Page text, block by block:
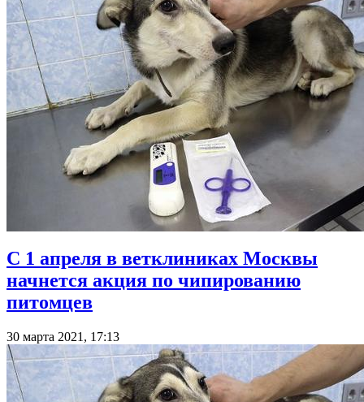
С 1 апреля в ветклиниках Москвы
начнется акция по чипированию
питомцев
30 марта 2021, 17:13